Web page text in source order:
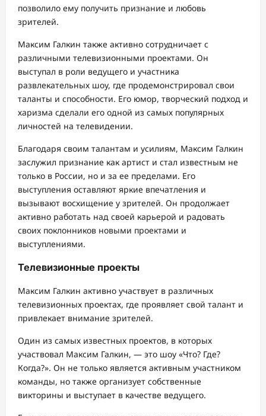
позволило ему получить признание и любовь
зрителей.
Максим Галкин также активно сотрудничает с
различными телевизионными проектами. Он
выступал в роли ведущего и участника
развлекательных шоу, где продемонстрировал свои
таланты и способности. Его юмор, творческий подход и
харизма сделали его одной из самых популярных
личностей на телевидении.
Благодаря своим талантам и усилиям, Максим Галкин
заслужил признание как артист и стал известным не
только в России, но и за ее пределами. Его
выступления оставляют яркие впечатления и
вызывают восхищение у зрителей. Он продолжает
активно работать над своей карьерой и радовать
своих поклонников новыми проектами и
выступлениями.
Телевизионные проекты
Максим Галкин активно участвует в различных
телевизионных проектах, где проявляет свой талант и
привлекает внимание зрителей.
Один из самых известных проектов, в которых
участвовал Максим Галкин, — это шоу «Что? Где?
Когда?». Он не только является активным участником
команды, но также организует собственные
викторины и выступает в качестве ведущего.